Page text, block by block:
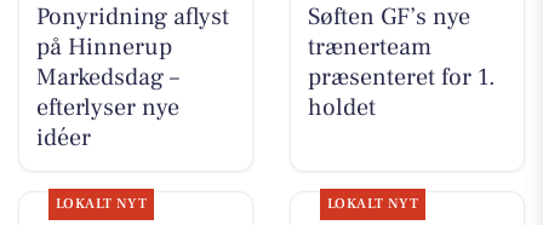
Ponyridning aflyst
på Hinnerup
Markedsdag –
efterlyser nye
idéer
Søften GF’s nye
trænerteam
præsenteret for 1.
holdet
LOKALT NYT LOKALT NYT